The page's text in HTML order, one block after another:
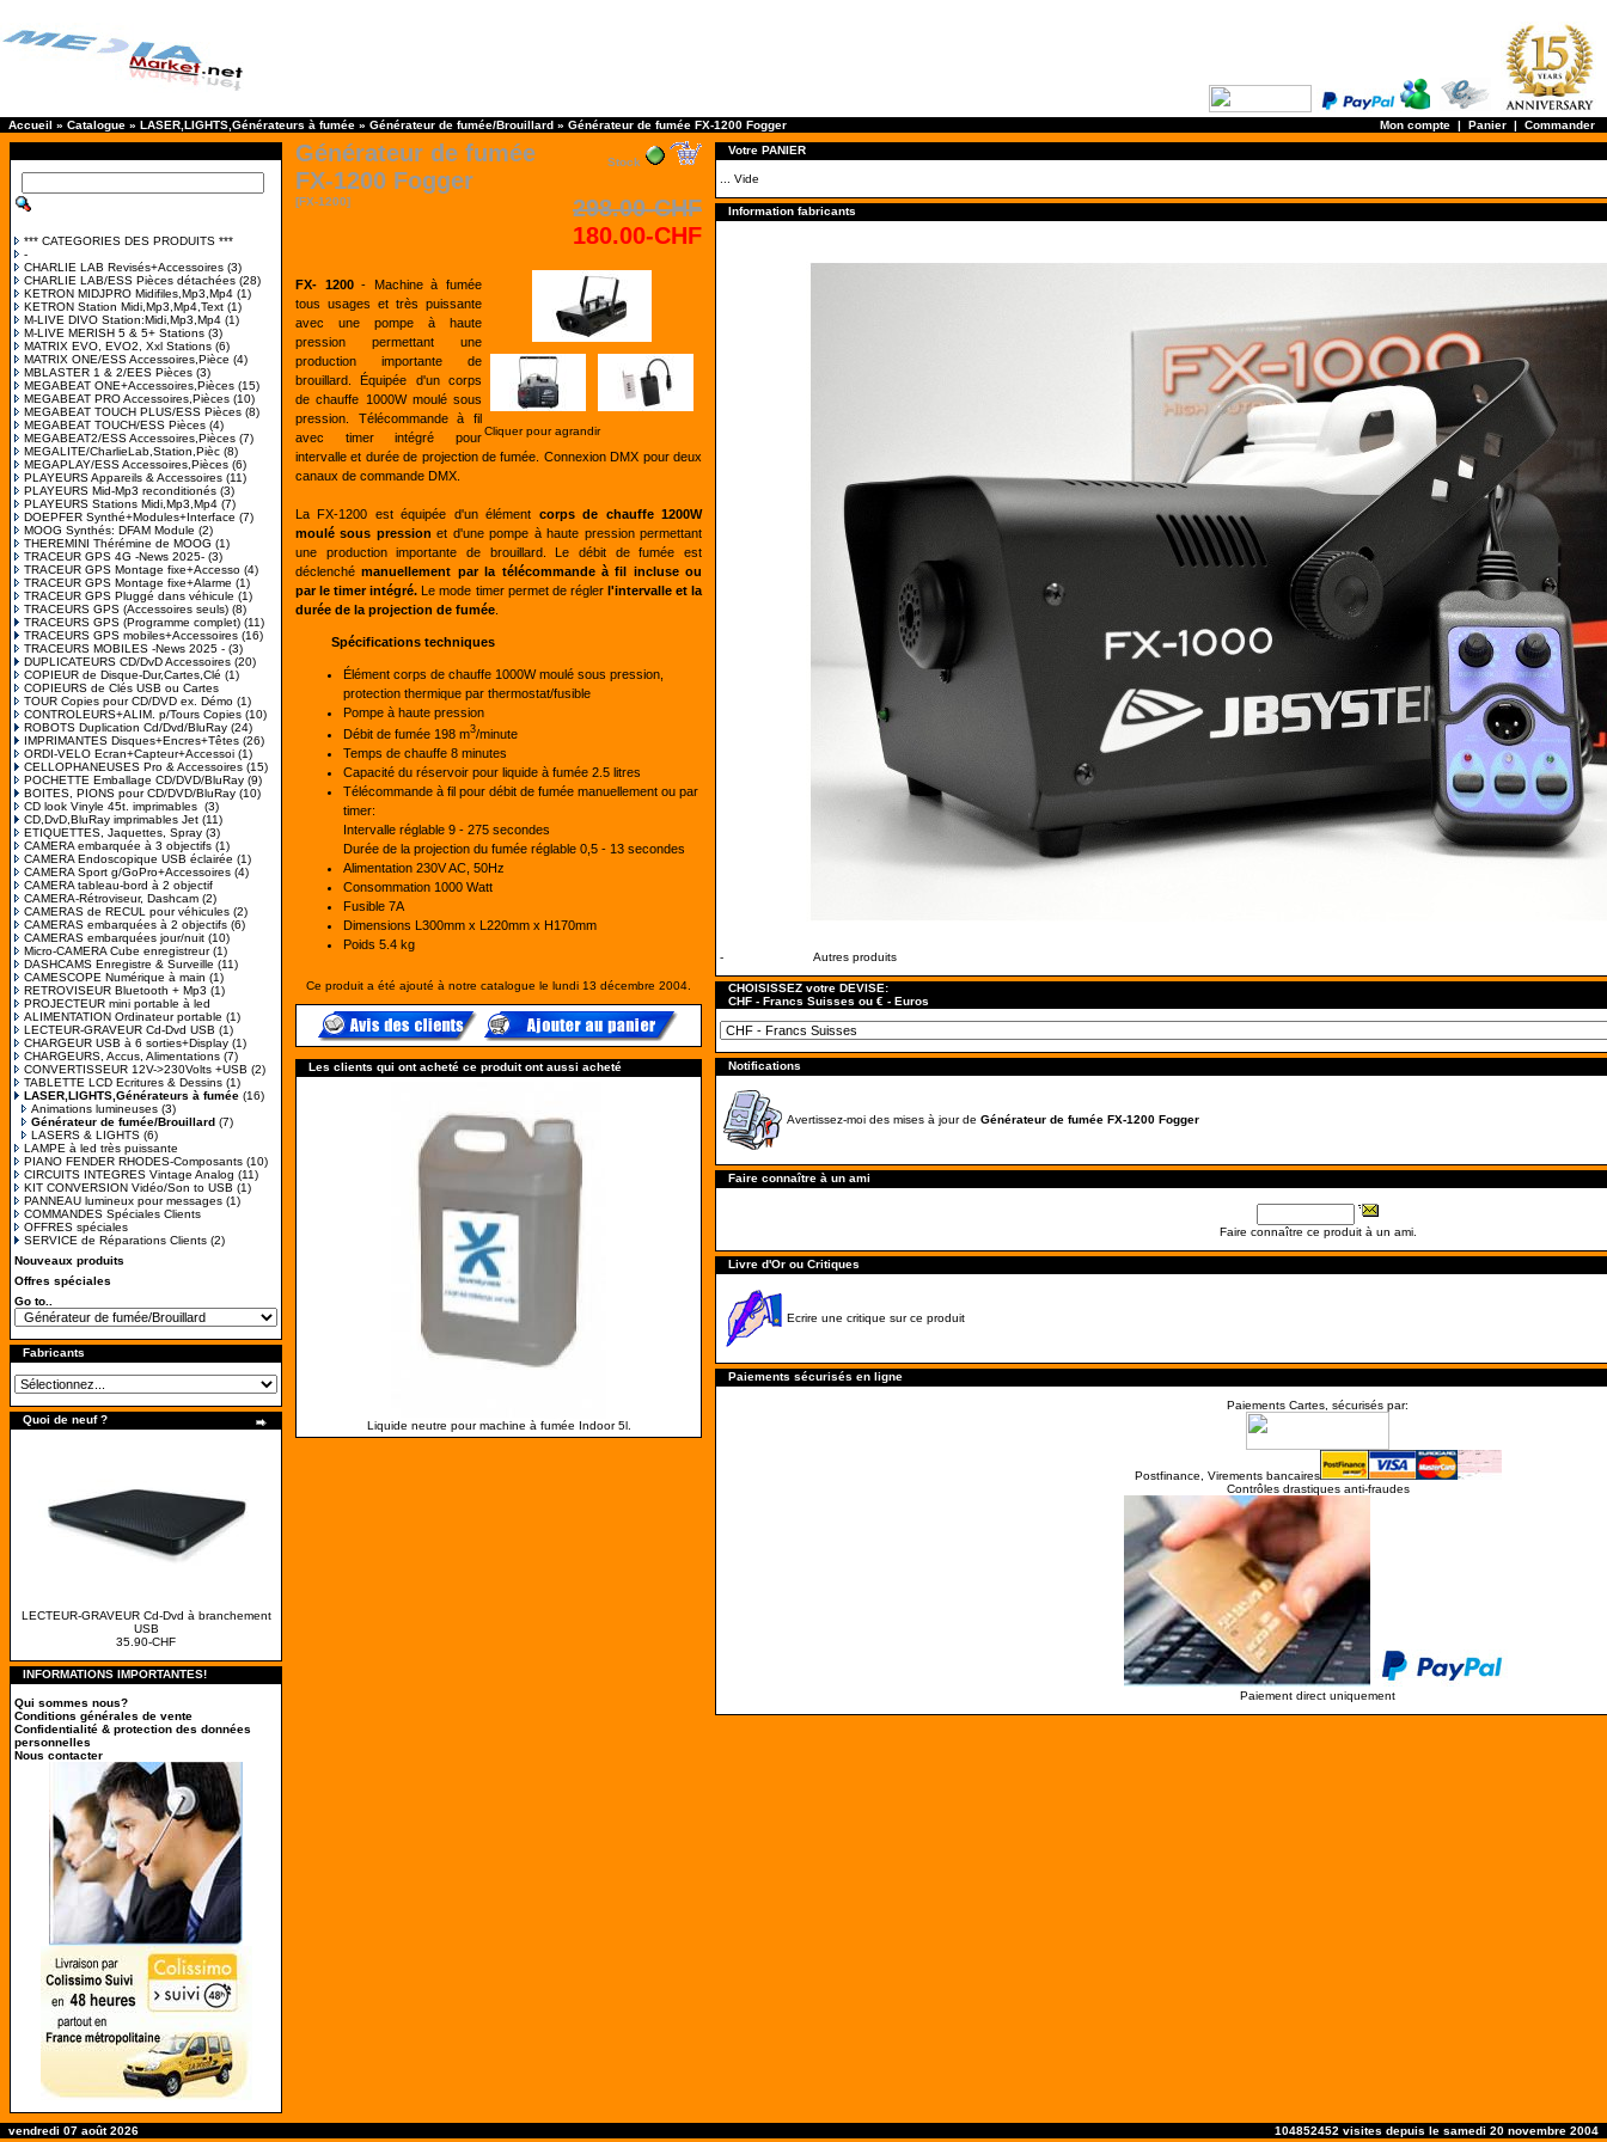
Accueil » Catalogue » LASER,LIGHTS,Générateurs à fumée » Générateur de fumée/Brouillard » Générateur de fumée FX-1200 Fogger Mon compte | Panier | Commander
*** CATEGORIES DES PRODUITS ***
-
CHARLIE LAB Revisés+Accessoires (3)
CHARLIE LAB/ESS Pièces détachées (28)
KETRON MIDJPRO Midifiles,Mp3,Mp4 (1)
KETRON Station Midi,Mp3,Mp4,Text (1)
M-LIVE DIVO Station:Midi,Mp3,Mp4 (1)
M-LIVE MERISH 5 & 5+ Stations (3)
MATRIX EVO, EVO2, Xxl Stations (6)
MATRIX ONE/ESS Accessoires,Pièce (4)
MBLASTER 1 & 2/EES Pièces (3)
MEGABEAT ONE+Accessoires,Pièces (15)
MEGABEAT PRO Accessoires,Pièces (10)
MEGABEAT TOUCH PLUS/ESS Pièces (8)
MEGABEAT TOUCH/ESS Pièces (4)
MEGABEAT2/ESS Accessoires,Pièces (7)
MEGALITE/CharlieLab,Station,Pièc (8)
MEGAPLAY/ESS Accessoires,Pièces (6)
PLAYEURS Appareils & Accessoires (11)
PLAYEURS Mid-Mp3 reconditionés (3)
PLAYEURS Stations Midi,Mp3,Mp4 (7)
DOEPFER Synthé+Modules+Interface (7)
MOOG Synthés: DFAM Module (2)
THEREMINI Thérémine de MOOG (1)
TRACEUR GPS 4G -News 2025- (3)
TRACEUR GPS Montage fixe+Accesso (4)
TRACEUR GPS Montage fixe+Alarme (1)
TRACEUR GPS Pluggé dans véhicule (1)
TRACEURS GPS (Accessoires seuls) (8)
TRACEURS GPS (Programme complet) (11)
TRACEURS GPS mobiles+Accessoires (16)
TRACEURS MOBILES -News 2025 - (3)
DUPLICATEURS CD/DvD Accessoires (20)
COPIEUR de Disque-Dur,Cartes,Clé (1)
COPIEURS de Clés USB ou Cartes
TOUR Copies pour CD/DVD ex. Démo (1)
CONTROLEURS+ALIM. p/Tours Copies (10)
ROBOTS Duplication Cd/Dvd/BluRay (24)
IMPRIMANTES Disques+Encres+Têtes (26)
ORDI-VELO Ecran+Capteur+Accessoi (1)
CELLOPHANEUSES Pro & Accessoires (15)
POCHETTE Emballage CD/DVD/BluRay (9)
BOITES, PIONS pour CD/DVD/BluRay (10)
CD look Vinyle 45t. imprimables (3)
CD,DvD,BluRay imprimables Jet (11)
ETIQUETTES, Jaquettes, Spray (3)
CAMERA embarquée à 3 objectifs (1)
CAMERA Endoscopique USB éclairée (1)
CAMERA Sport g/GoPro+Accessoires (4)
CAMERA tableau-bord à 2 objectif
CAMERA-Rétroviseur, Dashcam (2)
CAMERAS de RECUL pour véhicules (2)
CAMERAS embarquées à 2 objectifs (6)
CAMERAS embarquées jour/nuit (10)
Micro-CAMERA Cube enregistreur(1)
DASHCAMS Enregistre & Surveille (11)
CAMESCOPE Numérique à main (1)
RETROVISEUR Bluetooth + Mp3 (1)
PROJECTEUR mini portable à led
ALIMENTATION Ordinateur portable (1)
LECTEUR-GRAVEUR Cd-Dvd USB (1)
CHARGEUR USB à 6 sorties+Display (1)
CHARGEURS, Accus, Alimentations (7)
CONVERTISSEUR 12V->230Volts +USB (2)
TABLETTE LCD Ecritures & Dessins (1)
LASER,LIGHTS,Générateurs à fumée (16)
Animations lumineuses (3)
Générateur de fumée/Brouillard (7)
LASERS & LIGHTS (6)
LAMPE à led très puissante
PIANO FENDER RHODES-Composants (10)
CIRCUITS INTEGRES Vintage Analog (11)
KIT CONVERSION Vidéo/Son to USB (1)
PANNEAU lumineux pour messages (1)
COMMANDES Spéciales Clients
OFFRES spéciales
SERVICE de Réparations Clients (2)
Nouveaux produits
Offres spéciales
Go to..
Fabricants
Quoi de neuf ?
LECTEUR-GRAVEUR Cd-Dvd à branchement
USB
35.90-CHF
INFORMATIONS IMPORTANTES!
Qui sommes nous?
Conditions générales de vente
Confidentialité & protection des données
personnelles
Nous contacter
Générateur de fumée
FX-1200 Fogger
Stock
[FX-1200]
298.00-CHF
180.00-CHF
Cliquer pour agrandir
FX- 1200- Machine à fumée
tous usages et très puissante
avec une pompe à haute
pression permettant une
production importante de
brouillard. Équipée d'un corps
de chauffe 1000W moulé sous
pression. Télécommande à fil
avec timer intégré pour
intervalle et durée de projection de fumée. Connexion DMX pour deux
canaux de commande DMX.
La FX-1200 est équipée d'un élément corps de chauffe 1200W
moulé sous pression et d'une pompe à haute pression permettant
une production importante de brouillard. Le débit de fumée est
déclenchémanuellement par la télécommande à fil incluse ou
par le timer intégré. Le mode timer permet de régler l'intervalle et la
durée de la projection de fumée
Spécifications techniques
Élément corps de chauffe 1000W moulé sous pression,
protection thermique par thermostat/fusible
Pompe à haute pression
Débit de fumée 198 m3/minute
Temps de chauffe 8 minutes
Capacité du réservoir pour liquide à fumée 2.5 litres
Télécommande à fil pour débit de fumée manuellement ou par
timer:
Intervalle réglable 9 - 275 secondes
Durée de la projection du fumée réglable 0,5 - 13 secondes
Alimentation 230V AC, 50Hz
Consommation 1000 Watt
Fusible 7A
Dimensions L300mm x L220mm x H170mm
Poids 5.4 kg
Ce produit a été ajouté à notre catalogue le lundi 13 décembre 2004.
Les clients qui ont acheté ce produit ont aussi acheté
Liquide neutre pour machine à fumée Indoor 5l.
Votre PANIER
... Vide
Information fabricants
- Autres produits
CHOISISSEZ votre DEVISE:
CHF - Francs Suisses ou € - Euros
Notifications
Avertissez-moi des mises à jour de Générateur de fumée FX-1200 Fogger
Faire connaître à un ami
Faire connaître ce produit à un ami.
Livre d'Or ou Critiques
Ecrire une critique sur ce produit
Paiements sécurisés en ligne
Paiements Cartes, sécurisés par:
Postfinance, Virements bancaires
Contrôles drastiques anti-fraudes
Paiement direct uniquement
vendredi 07 août 2026 104852452 visites depuis le samedi 20 novembre 2004